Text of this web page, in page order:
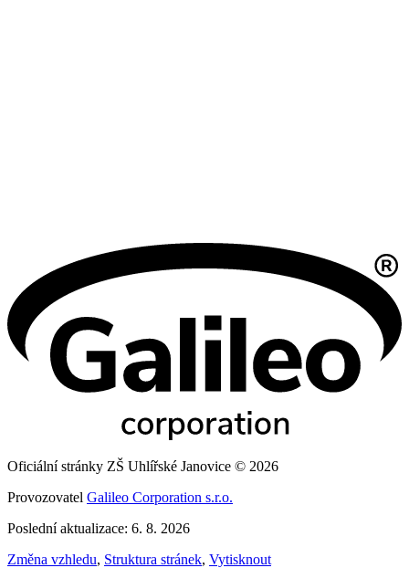
Oficiální stránky ZŠ Uhlířské Janovice © 2026
Provozovatel Galileo Corporation s.r.o.
Poslední aktualizace: 6. 8. 2026
Změna vzhledu, Struktura stránek, Vytisknout